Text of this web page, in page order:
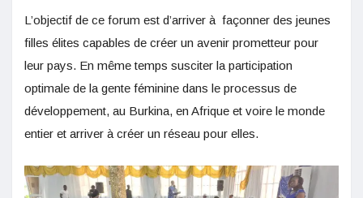
L’objectif de ce forum est d’arriver à façonner des jeunes
filles élites capables de créer un avenir prometteur pour
leur pays. En même temps susciter la participation
optimale de la gente féminine dans le processus de
développement, au Burkina, en Afrique et voire le monde
entier et arriver à créer un réseau pour elles.